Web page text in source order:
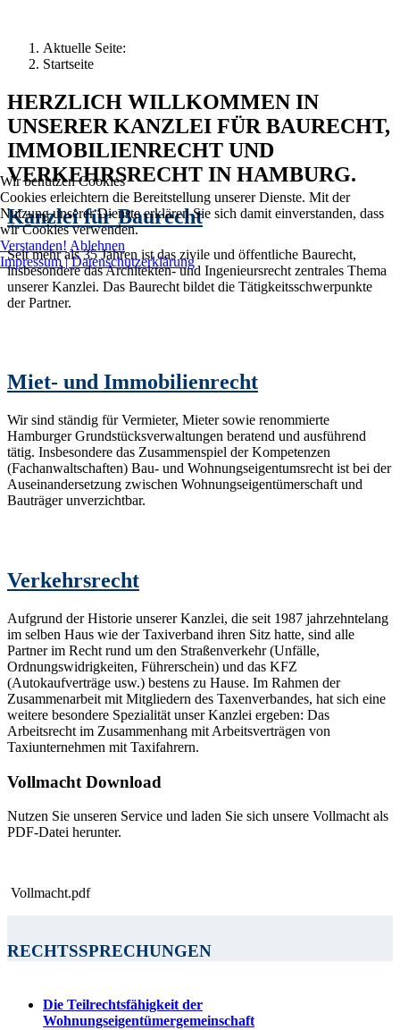
Aktuelle Seite:
Startseite
HERZLICH WILLKOMMEN IN
UNSERER KANZLEI FÜR BAURECHT,
IMMOBILIENRECHT UND
VERKEHRSRECHT IN HAMBURG.
Kanzlei für Baurecht
Seit mehr als 35 Jahren ist das zivile und öffentliche Baurecht,
insbesondere das Architekten- und Ingenieursrecht zentrales Thema
unserer Kanzlei. Das Baurecht bildet die Tätigkeitsschwerpunkte
der Partner.
Miet- und Immobilienrecht
Wir sind ständig für Vermieter, Mieter sowie renommierte
Hamburger Grundstücksverwaltungen beratend und ausführend
tätig. Insbesondere das Zusammenspiel der Kompetenzen
(Fachanwaltschaften) Bau- und Wohnungseigentumsrecht ist bei der
Auseinandersetzung zwischen Wohnungseigentümerschaft und
Bauträger unverzichtbar.
Verkehrsrecht
Aufgrund der Historie unserer Kanzlei, die seit 1987 jahrzehntelang
im selben Haus wie der Taxiverband ihren Sitz hatte, sind alle
Partner im Recht rund um den Straßenverkehr (Unfälle,
Ordnungswidrigkeiten, Führerschein) und das KFZ
(Autokaufverträge usw.) bestens zu Hause. Im Rahmen der
Zusammenarbeit mit Mitgliedern des Taxenverbandes, hat sich eine
weitere besondere Spezialität unser Kanzlei ergeben: Das
Arbeitsrecht im Zusammenhang mit Arbeitsverträgen von
Taxiunternehmen mit Taxifahrern.
Vollmacht Download
Nutzen Sie unseren Service und laden Sie sich unsere Vollmacht als
PDF-Datei herunter.
Vollmacht.pdf
RECHTSSPRECHUNGEN
Die Teilrechtsfähigkeit der
Wohnungseigentümergemeinschaft
Wir benutzen Cookies
Cookies erleichtern die Bereitstellung unserer Dienste. Mit der
Nutzung unserer Dienste erklären Sie sich damit einverstanden, dass
wir Cookies verwenden.
Verstanden! Ablehnen
Impressum | Datenschutzerklärung